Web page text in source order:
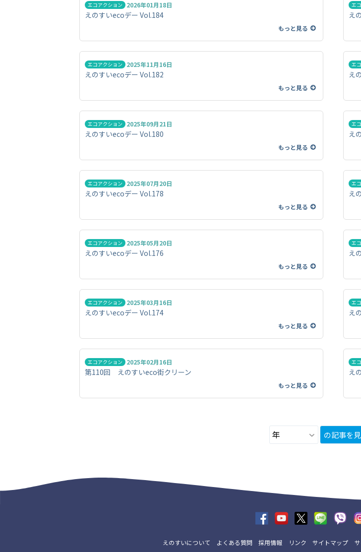
エコアクション 2026年01月18日
えのすいecoデー Vol.184
もっと見る
エ
え
エコアクション 2025年11月16日
えのすいecoデー Vol.182
もっと見る
エ
え
エコアクション 2025年09月21日
えのすいecoデー Vol.180
もっと見る
エ
え
エコアクション 2025年07月20日
えのすいecoデー Vol.178
もっと見る
エ
え
エコアクション 2025年05月20日
えのすいecoデー Vol.176
もっと見る
エ
え
エコアクション 2025年03月16日
えのすいecoデー Vol.174
もっと見る
エ
え
エコアクション 2025年02月16日
第110回 えのすいeco街クリーン
もっと見る
エ
え
の記事を
えのすいについて よくある質問 採用情報 リンク サイトマップ